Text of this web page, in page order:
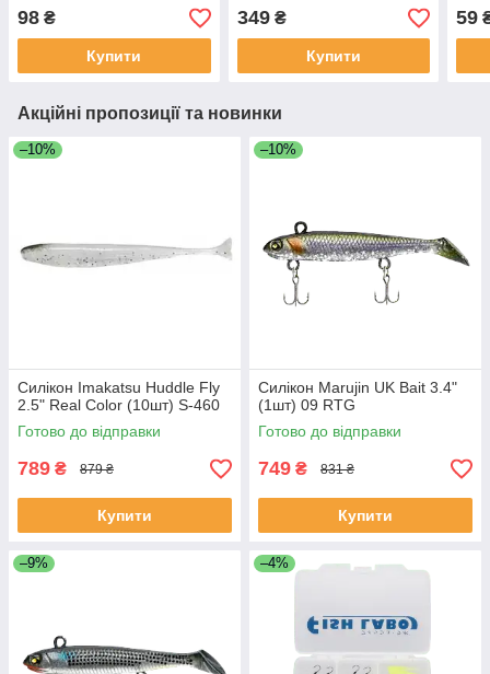
98 ₴
Купити
349₴
Купити
59
Акційні пропозиції та новинки
–10%
Силікон Imakatsu Huddle Fly
2.5" Real Color (10шт) S-460
Готово до відправки
789 ₴ 879 ₴
Купити
–10%
Силікон Marujin UK Bait 3.4"
(1шт) 09 RTG
Готово до відправки
749 ₴ 831 ₴
Купити
–9% –4%